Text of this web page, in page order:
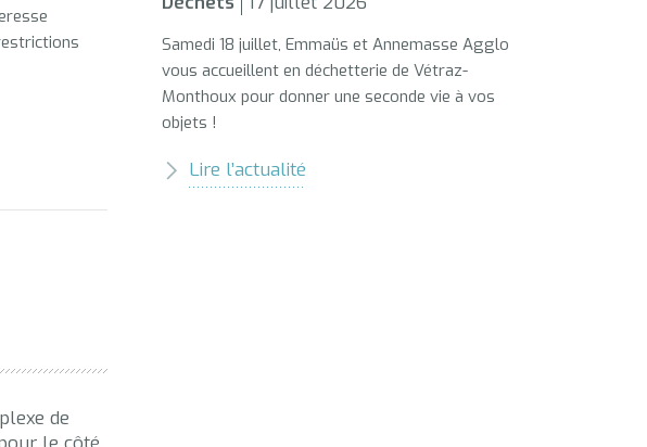
Samedi 18 juillet, Emmaüs et Annemasse Agglo
vous accueillent en déchetterie de Vétraz-
Monthoux pour donner une seconde vie à vos
objets !
Lire l’actualité
de